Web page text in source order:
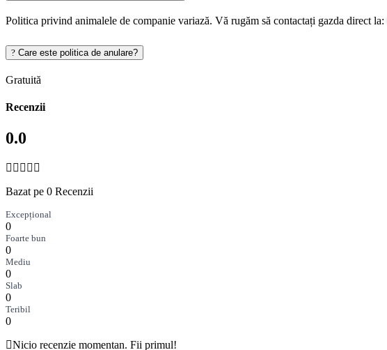
Politica privind animalele de companie variază. Vă rugăm să contactați gazda direct la:
Care este politica de anulare?
Gratuită
Recenzii
0.0
Bazat pe 0 Recenzii
Excepțional
0
Foarte bun
0
Mediu
0
Slab
0
Teribil
0
Nicio recenzie momentan. Fii primul!